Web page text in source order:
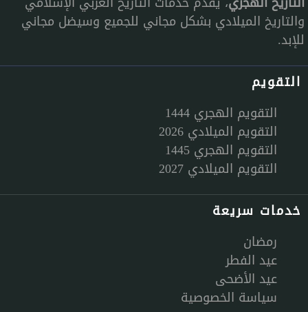
والتاريخ الميلادي بشكل مجاني للجميع وسيضل مجاني
للإبد.
التقويم
التقويم الهجري 1444
التقويم الميلادي 2026
التقويم الهجري 1445
التقويم الميلادي 2027
خدمات سريعة
رمضان
عيد الفطر
عيد الأضحى
سياسة الخصوصية